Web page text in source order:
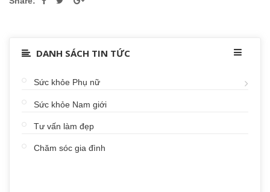
DANH SÁCH TIN TỨC
Sức khỏe Phụ nữ
Sức khỏe Nam giới
Tư vấn làm đẹp
Chăm sóc gia đình